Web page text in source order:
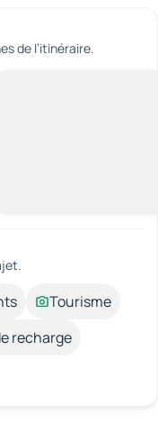
de l’itinéraire.
Tourisme
recharge